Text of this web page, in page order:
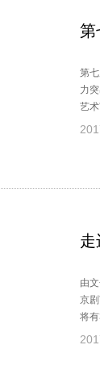
第
第
力
艺
民
走
由
京
将
京